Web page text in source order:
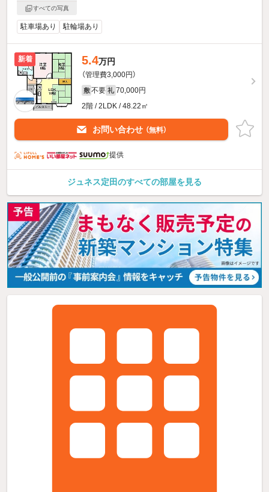
すべての写真
駐車場あり 駐輪場あり
新着 5.4万円
（管理費3,000円）
敷 不要 礼 70,000円
2階 / 2LDK / 48.22㎡
お問い合わせ （無料）
提供
ジュネス定田のすべての部屋を見る